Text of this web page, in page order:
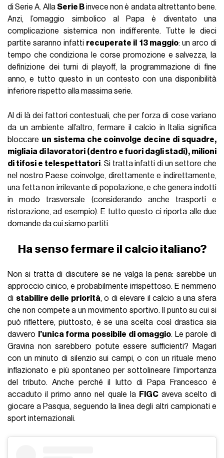
di Serie A. AllaSerie Binvece non è andata altrettanto bene.
Anzi, l’omaggio simbolico al Papa è diventato una
complicazione sistemica non indifferente. Tutte le dieci
partite saranno infatti recuperate il 13 maggio: un arco di
tempo che condiziona le corse promozione e salvezza, la
definizione dei turni di playoff, la programmazione di fine
anno, e tutto questo in un contesto con una disponibilità
inferiore rispetto alla massima serie.
Al di là dei fattori contestuali, che per forza di cose variano
da un ambiente all’altro, fermare il calcio in Italia significa
bloccare un sistema che coinvolge decine di squadre,
migliaia di lavoratori (dentro e fuori dagli stadi), milioni
di tifosi e telespettatori. Si tratta infatti di un settore che
nel nostro Paese coinvolge, direttamente e indirettamente,
una fetta non irrilevante di popolazione, e che genera indotti
in modo trasversale (considerando anche trasporti e
ristorazione, ad esempio). E tutto questo ci riporta alle due
domande da cui siamo partiti.
Ha senso fermare il calcio italiano?
Non si tratta di discutere se ne valga la pena: sarebbe un
approccio cinico, e probabilmente irrispettoso. E nemmeno
di stabilire delle priorità, o di elevare il calcio a una sfera
che non compete a un movimento sportivo. Il punto su cui si
può riflettere, piuttosto, è se una scelta così drastica sia
davvero
l’unica forma possibile di omaggio. Le parole di
Gravina non sarebbero potute essere sufficienti? Magari
con un minuto di silenzio sui campi, o con un rituale meno
inflazionato e più spontaneo per sottolineare l’importanza
del tributo. Anche perché il lutto di Papa Francesco è
accaduto il primo anno nel quale la FIGCaveva scelto di
giocare a Pasqua, seguendo la linea degli altri campionati e
sport internazionali.